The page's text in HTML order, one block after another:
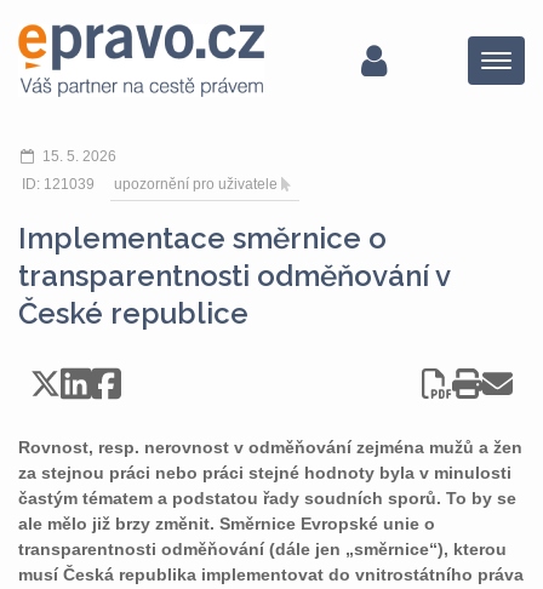
Menu
15. 5. 2026
ID: 121039
upozornění pro uživatele
Implementace směrnice o
transparentnosti odměňování v
České republice
Rovnost, resp. nerovnost v odměňování zejména mužů a žen
za stejnou práci nebo práci stejné hodnoty byla v minulosti
častým tématem a podstatou řady soudních sporů. To by se
ale mělo již brzy změnit. Směrnice Evropské unie o
transparentnosti odměňování (dále jen „směrnice“), kterou
musí Česká republika implementovat do vnitrostátního práva